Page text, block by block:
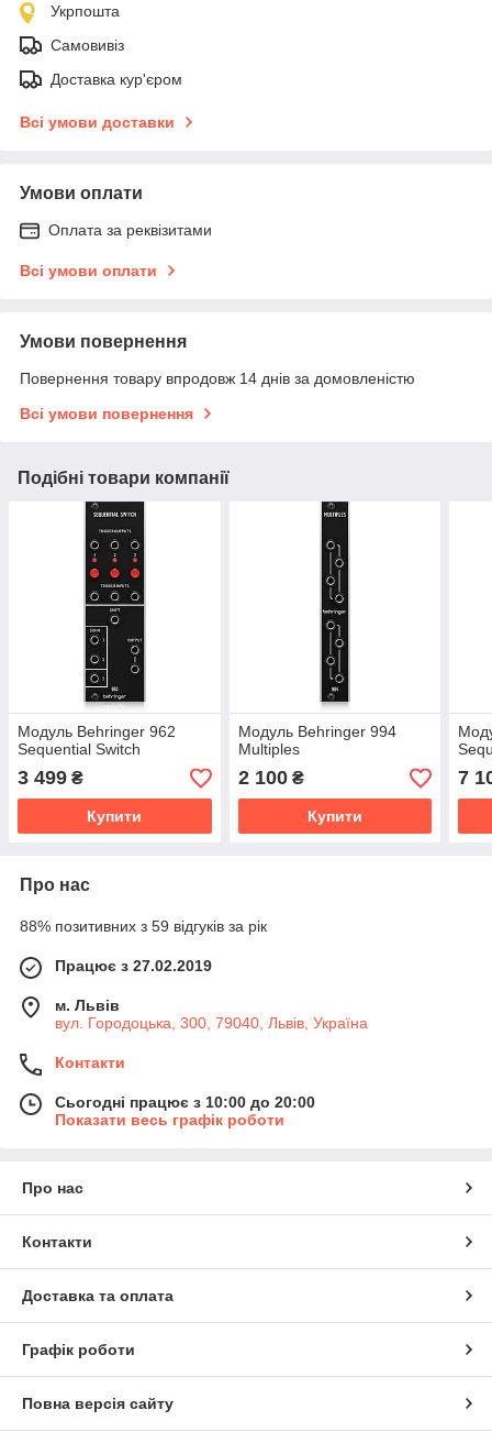
Укрпошта
Самовивіз
Доставка кур'єром
Всі умови доставки
Умови оплати
Оплата за реквізитами
Всі умови оплати
Умови повернення
Повернення товару впродовж 14 днів за домовленістю
Всі умови повернення
Подібні товари компанії
Модуль Behringer 962
Sequential Switch
3 499 ₴
Купити
Модуль Behringer 994
Multiples
2 100₴
Купити
7
Про нас
88% позитивних з 59 відгуків за рік
Працює з 27.02.2019
м. Львів
вул. Городоцька, 300, 79040, Львів, Україна
Контакти
Сьогодні працює з 10:00 до 20:00
Показати весь графік роботи
Про нас
Контакти
Доставка та оплата
Графік роботи
Повна версія сайту